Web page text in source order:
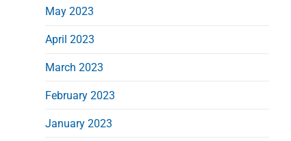
May 2023
April 2023
March 2023
February 2023
January 2023